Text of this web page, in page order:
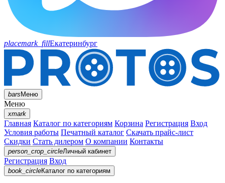
placemark_fillЕкатеринбург
barsМеню
Меню
xmark
Главная Каталог по категориям Корзина Регистрация Вход
Условия работы Печатный каталог Скачать прайс-лист
Скидки Стать дилером О компании Контакты
person_crop_circleЛичный кабинет
Регистрация Вход
book_circleКаталог по категориям